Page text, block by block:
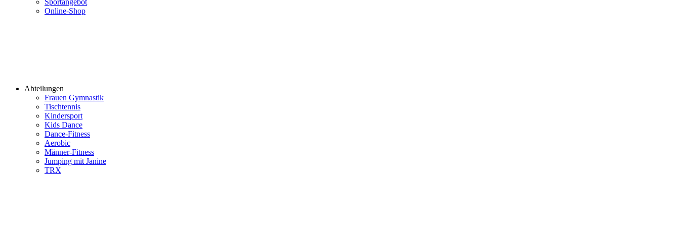
Sportangebot
Online-Shop
Abteilungen
Frauen Gymnastik
Tischtennis
Kindersport
Kids Dance
Dance-Fitness
Aerobic
Männer-Fitness
Jumping mit Janine
TRX